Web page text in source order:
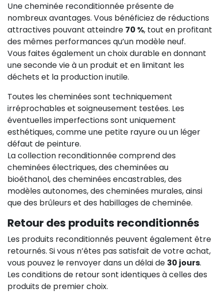
Une cheminée reconditionnée présente de
nombreux avantages. Vous bénéficiez de réductions
attractives pouvant atteindre 70 %, tout en profitant
des mêmes performances qu’un modèle neuf.
Vous faites également un choix durable en donnant
une seconde vie à un produit et en limitant les
déchets et la production inutile.
Toutes les cheminées sont techniquement
irréprochables et soigneusement testées. Les
éventuelles imperfections sont uniquement
esthétiques, comme une petite rayure ou un léger
défaut de peinture.
La collection reconditionnée comprend des
cheminées électriques, des cheminées au
bioéthanol, des cheminées encastrables, des
modèles autonomes, des cheminées murales, ainsi
que des brûleurs et des habillages de cheminée.
Retour des produits reconditionnés
Les produits reconditionnés peuvent également être
retournés. Si vous n’êtes pas satisfait de votre achat,
vous pouvez le renvoyer dans un délai de 30 jours.
Les conditions de retour sont identiques à celles des
produits de premier choix.